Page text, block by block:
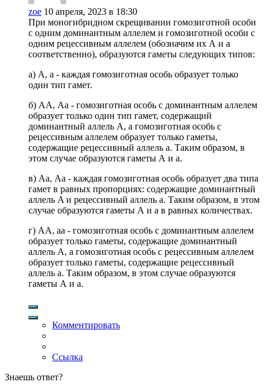
zoe 10 апреля, 2023 в 18:30
При моногибридном скрещивании гомозиготной особи
с одним доминантным аллелем и гомозиготной особи с
одним рецессивным аллелем (обозначим их А и а
соответственно), образуются гаметы следующих типов:
а) А, а - каждая гомозиготная особь образует только
один тип гамет.
б) АА, Аа - гомозиготная особь с доминантным аллелем
образует только один тип гамет, содержащий
доминантный аллель A, а гомозиготная особь с
рецессивным аллелем образует только гаметы,
содержащие рецессивный аллель а. Таким образом, в
этом случае образуются гаметы А и а.
в) Аа, Аа - каждая гомозиготная особь образует два типа
гамет в равных пропорциях: содержащие доминантный
аллель A и рецессивный аллель а. Таким образом, в этом
случае образуются гаметы А и а в равных количествах.
г) АА, аа - гомозиготная особь с доминантным аллелем
образует только гаметы, содержащие доминантный
аллель A, а гомозиготная особь с рецессивным аллелем
образует только гаметы, содержащие рецессивный
аллель а. Таким образом, в этом случае образуются
гаметы А и а.
Комментировать
Ссылка
Знаешь ответ?